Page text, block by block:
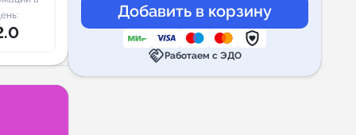
handshakeРаботаем с ЭДО